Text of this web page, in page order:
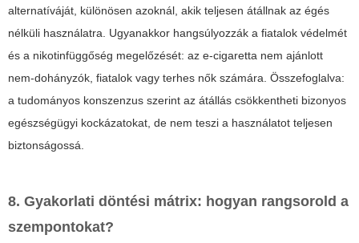
alternatíváját, különösen azoknál, akik teljesen átállnak az égés
nélküli használatra. Ugyanakkor hangsúlyozzák a fiatalok védelmét
és a nikotinfüggőség megelőzését: az e-cigaretta nem ajánlott
nem-dohányzók, fiatalok vagy terhes nők számára. Összefoglalva:
a tudományos konszenzus szerint az átállás csökkentheti bizonyos
egészségügyi kockázatokat, de nem teszi a használatot teljesen
biztonságossá.
8. Gyakorlati döntési mátrix: hogyan rangsorold a
szempontokat?